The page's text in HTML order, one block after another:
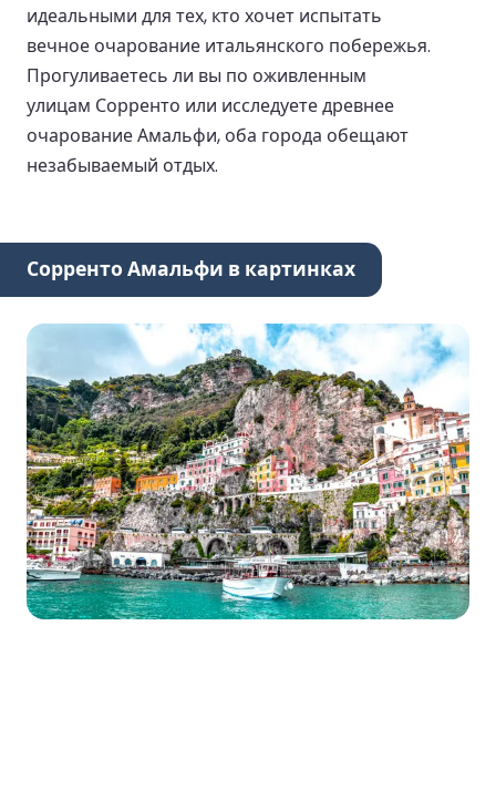
идеальными для тех, кто хочет испытать
вечное очарование итальянского побережья.
Прогуливаетесь ли вы по оживленным
улицам Сорренто или исследуете древнее
очарование Амальфи, оба города обещают
незабываемый отдых.
Сорренто Амальфи в картинках